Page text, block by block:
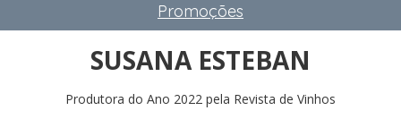
Promoções
SUSANA ESTEBAN
Produtora do Ano 2022 pela Revista de Vinhos